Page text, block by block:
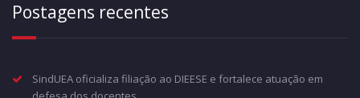
Postagens recentes
SindUEA oficializa filiação ao DIEESE e fortalece atuação em